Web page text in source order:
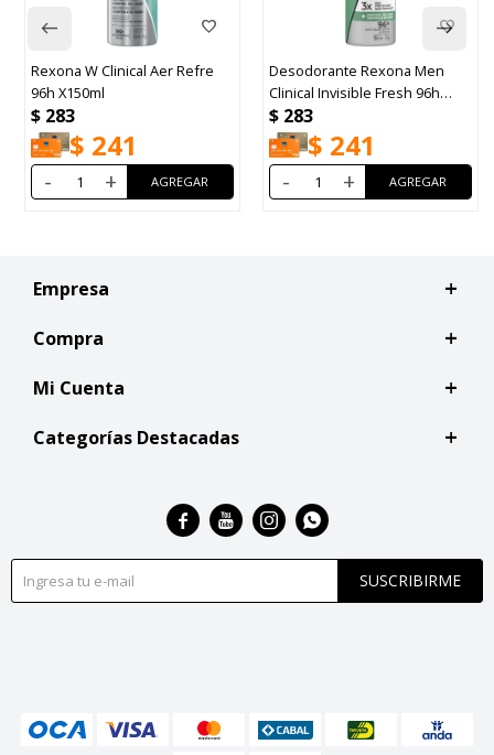
Rexona W Clinical Aer Refre
96h X150ml
$ 283
$ 241
- +
Desodorante Rexona Men
Clinical Invisible Fresh 96h
Aerosol 150ml
$ 283
$ 241
- +
Empresa
Compra
Mi Cuenta
Categorías Destacadas
SUSCRIBIRME
   